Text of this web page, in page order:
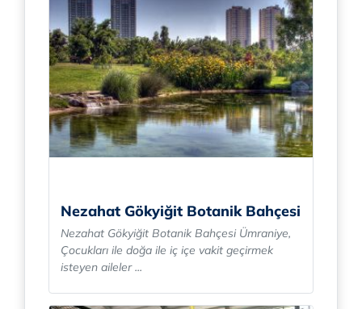
Nezahat Gökyiğit Botanik Bahçesi
Nezahat Gökyiğit Botanik Bahçesi Ümraniye,
Çocukları ile doğa ile iç içe vakit geçirmek
isteyen aileler ...